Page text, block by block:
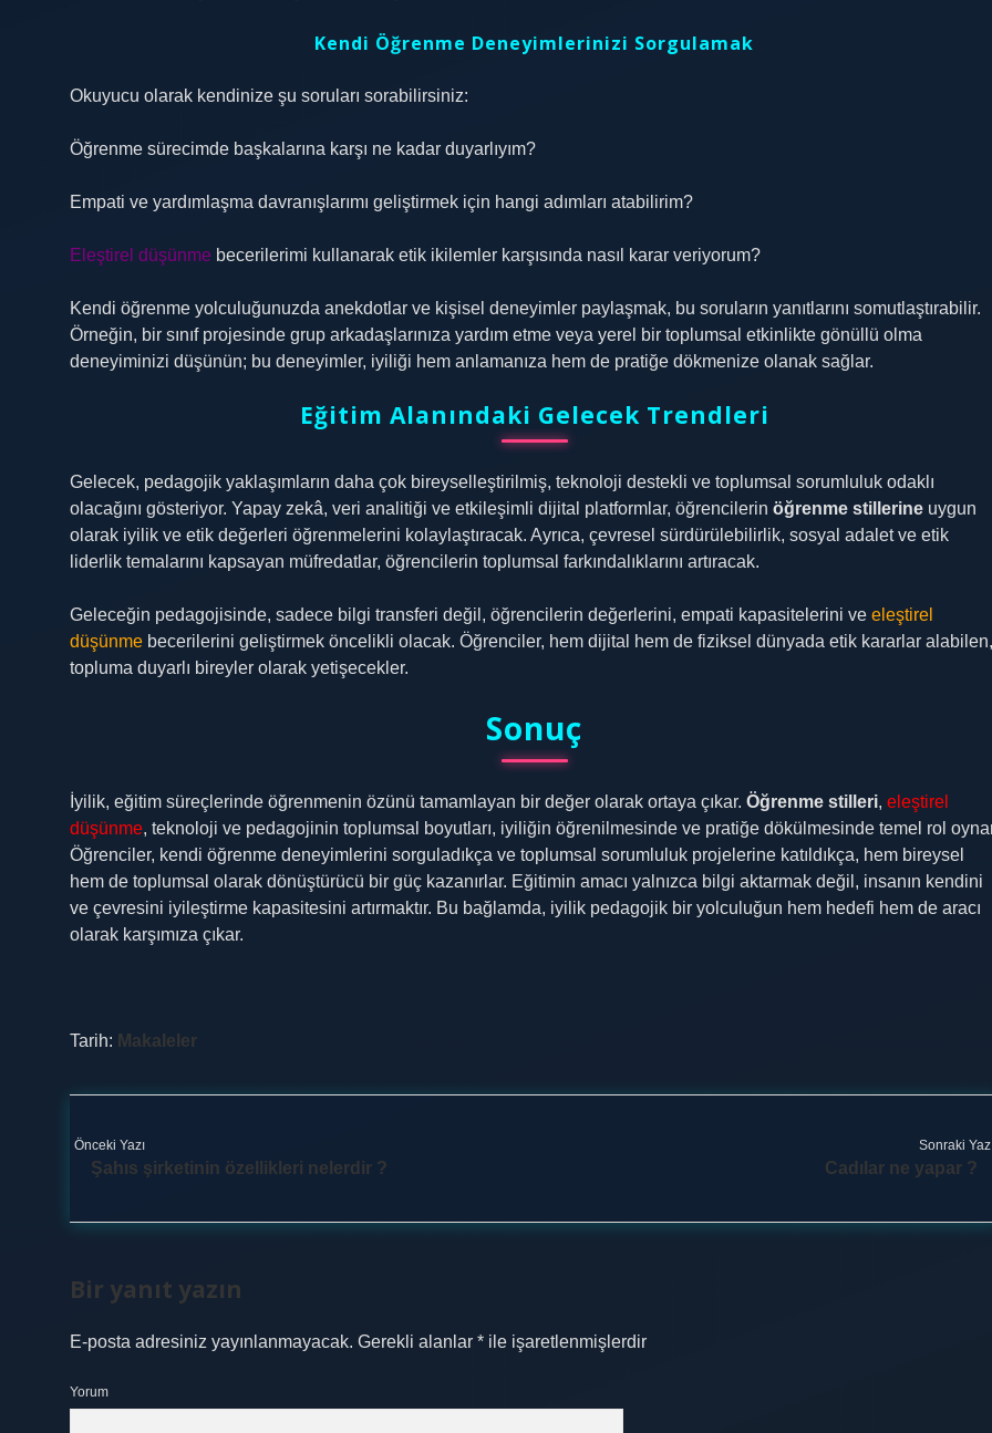
Kendi Öğrenme Deneyimlerinizi Sorgulamak
Okuyucu olarak kendinize şu soruları sorabilirsiniz:
Öğrenme sürecimde başkalarına karşı ne kadar duyarlıyım?
Empati ve yardımlaşma davranışlarımı geliştirmek için hangi adımları atabilirim?
Eleştirel düşünme becerilerimi kullanarak etik ikilemler karşısında nasıl karar veriyorum?
Kendi öğrenme yolculuğunuzda anekdotlar ve kişisel deneyimler paylaşmak, bu soruların yanıtlarını somutlaştırabilir.
Örneğin, bir sınıf projesinde grup arkadaşlarınıza yardım etme veya yerel bir toplumsal etkinlikte gönüllü olma
deneyiminizi düşünün; bu deneyimler, iyiliği hem anlamanıza hem de pratiğe dökmenize olanak sağlar.
Eğitim Alanındaki Gelecek Trendleri
Gelecek, pedagojik yaklaşımların daha çok bireyselleştirilmiş, teknoloji destekli ve toplumsal sorumluluk odaklı
olacağını gösteriyor. Yapay zekâ, veri analitiği ve etkileşimli dijital platformlar, öğrencilerin öğrenme stillerine uygun
olarak iyilik ve etik değerleri öğrenmelerini kolaylaştıracak. Ayrıca, çevresel sürdürülebilirlik, sosyal adalet ve etik
liderlik temalarını kapsayan müfredatlar, öğrencilerin toplumsal farkındalıklarını artıracak.
Geleceğin pedagojisinde, sadece bilgi transferi değil, öğrencilerin değerlerini, empati kapasitelerini ve eleştirel
düşünme becerilerini geliştirmek öncelikli olacak. Öğrenciler, hem dijital hem de fiziksel dünyada etik kararlar alabilen,
topluma duyarlı bireyler olarak yetişecekler.
Sonuç
İyilik, eğitim süreçlerinde öğrenmenin özünü tamamlayan bir değer olarak ortaya çıkar. Öğrenme stilleri, eleştirel
düşünme, teknoloji ve pedagojinin toplumsal boyutları, iyiliğin öğrenilmesinde ve pratiğe dökülmesinde temel rol
Öğrenciler, kendi öğrenme deneyimlerini sorguladıkça ve toplumsal sorumluluk projelerine katıldıkça, hem bireysel
hem de toplumsal olarak dönüştürücü bir güç kazanırlar. Eğitimin amacı yalnızca bilgi aktarmak değil, insanın kendini
ve çevresini iyileştirme kapasitesini artırmaktır. Bu bağlamda, iyilik pedagojik bir yolculuğun hem hedefi hem de aracı
olarak karşımıza çıkar.
Tarih: Makaleler
Önceki Yazı
Şahıs şirketinin özellikleri nelerdir ?
Sonraki
Cadılar ne yapar ?
Bir yanıt yazın
E-posta adresiniz yayınlanmayacak. Gerekli alanlar * ile işaretlenmişlerdir
Yorum